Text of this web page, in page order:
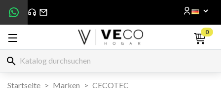
0
search
Startseite Marken CECOTEC